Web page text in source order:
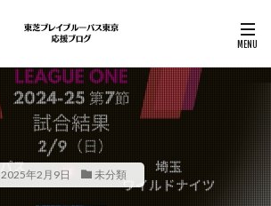
2025年2月9日 未分類